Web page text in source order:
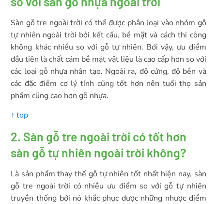
Sàn gỗ tre ngoài trời có thể được phân loại vào nhóm gỗ
tự nhiên ngoài trời bởi kết cấu, bề mặt và cách thi công
không khác nhiều so với gỗ tự nhiên. Bởi vậy, ưu điểm
đầu tiên là chất cảm bề mặt vật liệu là cao cấp hơn so với
các loại gỗ nhựa nhân tạo. Ngoài ra, độ cứng, độ bền và
các đặc điểm cơ lý tính cũng tốt hơn nên tuổi thọ sản
phẩm cũng cao hơn gỗ nhựa.
↑ top
2. Sàn gỗ tre ngoài trời có tốt hơn
sàn gỗ tự nhiên ngoài trời không?
Là sản phẩm thay thế gỗ tự nhiên tốt nhất hiện nay, sàn
gỗ tre ngoài trời có nhiều ưu điểm so với gỗ tự nhiên
truyền thống bởi nó khắc phục được những nhược điểm